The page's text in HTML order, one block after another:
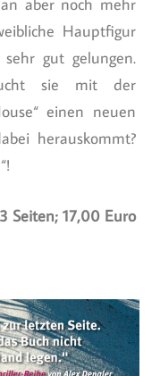
Hauptfigur
gut gelungen.
sie mit der
einen neuen
herauskommt?
Seiten; 17,00 Euro